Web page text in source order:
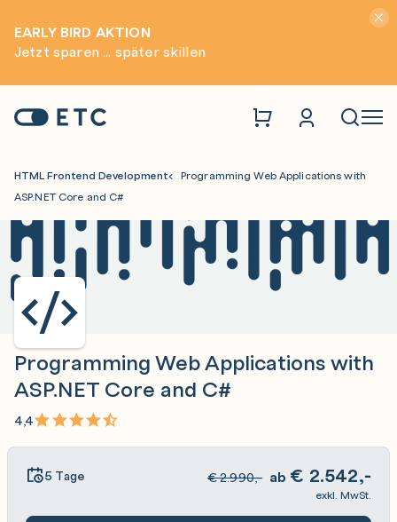
EARLY BIRD AKTION
Jetzt sparen ... später skillen
Startseite: ETC
HTML Frontend Development
Programming Web Applications with
ASP.NET Core and C#
Programming Web Applications with
ASP.NET Core and C#
4,4
5 Tage €2.990,- ab € 2.542,-
exkl. MwSt.